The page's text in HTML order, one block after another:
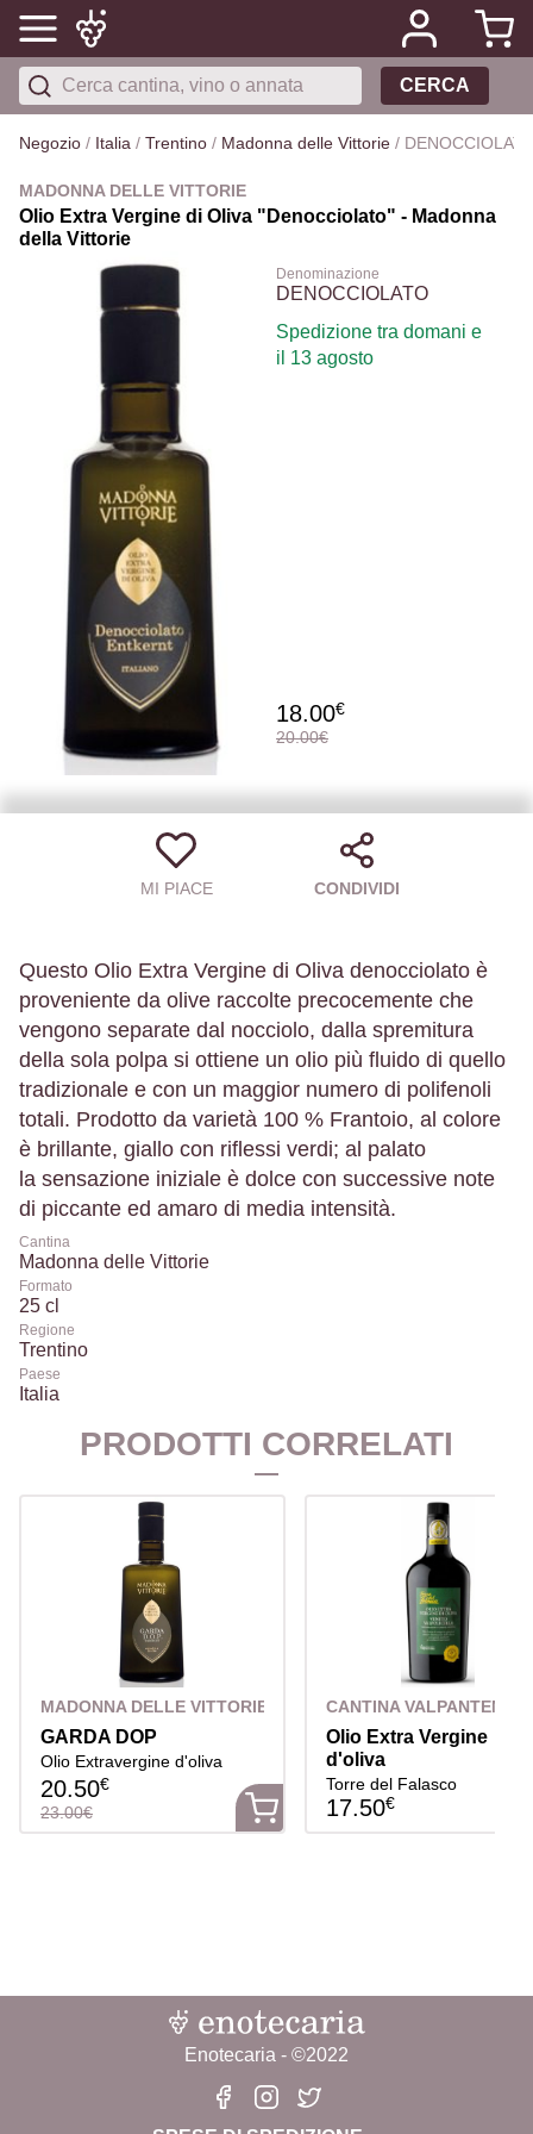
CERCA
Negozio / Italia / Trentino / Madonna delle Vittorie /
MADONNA DELLE VITTORIE
Olio Extra Vergine di Oliva "Denocciolato" - Madonna
della Vittorie
Denominazione
DENOCCIOLATO
Spedizione tra domani e
il 13 agosto
18.00€
20.00€
MI PIACE CONDIVIDI
Questo Olio Extra Vergine di Oliva denocciolato è
proveniente da olive raccolte precocemente che
vengono separate dal nocciolo, dalla spremitura
della sola polpa si ottiene un olio più fluido di quello
tradizionale e con un maggior numero di polifenoli
totali. Prodotto da varietà 100 % Frantoio, al colore
è brillante, giallo con riflessi verdi; al palato
la sensazione iniziale è dolce con successive note
di piccante ed amaro di media intensità.
Cantina
Madonna delle Vittorie
Formato
25 cl
Regione
Trentino
Paese
Italia
PRODOTTI CORRELATI
MADONNA DELLE VITTORIE
GARDA DOP
Olio Extravergine d'oliva
20.50€
23.00€
CANTINA VALPANTENA
Olio Extra Vergine
d'oliva
Torre del Falasco
17.50€
Enotecaria - ©2022